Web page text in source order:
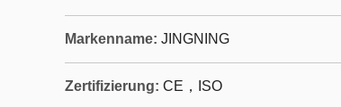
Markenname: JINGNING
Zertifizierung: CE，ISO